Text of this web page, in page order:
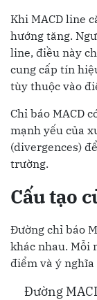
Khi MACD line
hướng tăng.
line, điều này
cung cấp tín
tùy thuộc vào
Chỉ báo MACD
mạnh yếu của
(divergences)
trường.
Cấu tạo
Đường chỉ báo
khác nhau. Mỗi
điểm và ý
Đường